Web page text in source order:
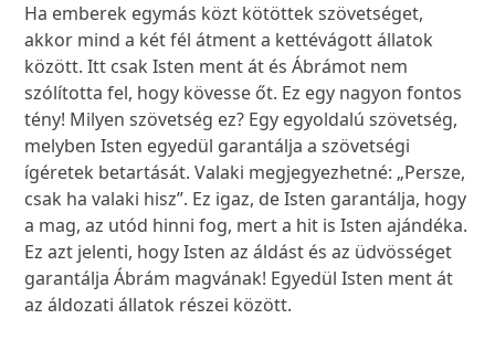
Ha emberek egymás közt kötöttek szövetséget,
akkor mind a két fél átment a kettévágott állatok
között. Itt csak Isten ment át és Ábrámot nem
szólította fel, hogy kövesse őt. Ez egy nagyon fontos
tény! Milyen szövetség ez? Egy egyoldalú szövetség,
melyben Isten egyedül garantálja a szövetségi
ígéretek betartását. Valaki megjegyezhetné: „Persze,
csak ha valaki hisz”. Ez igaz, de Isten garantálja, hogy
a mag, az utód hinni fog, mert a hit is Isten ajándéka.
Ez azt jelenti, hogy Isten az áldást és az üdvösséget
garantálja Ábrám magvának! Egyedül Isten ment át
az áldozati állatok részei között.